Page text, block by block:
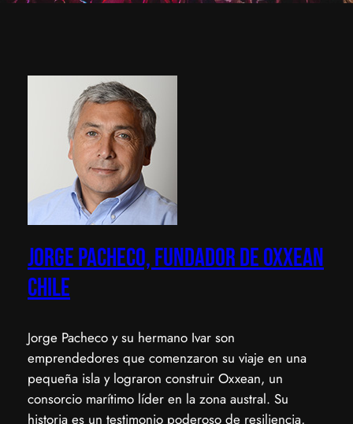
Jorge Pacheco, Fundador de Oxxean
Chile
Jorge Pacheco y su hermano Ivar son
emprendedores que comenzaron su viaje en una
pequeña isla y lograron construir Oxxean, un
consorcio marítimo líder en la zona austral. Su
historia es un testimonio poderoso de resiliencia,